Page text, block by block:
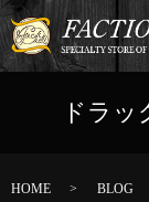
ドラ
HOME BLOG